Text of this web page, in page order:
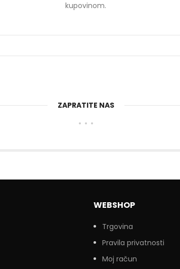
kupovinom.
ZAPRATITE NAS
WEBSHOP
Trgovina
Pravila privatnosti
Moj račun